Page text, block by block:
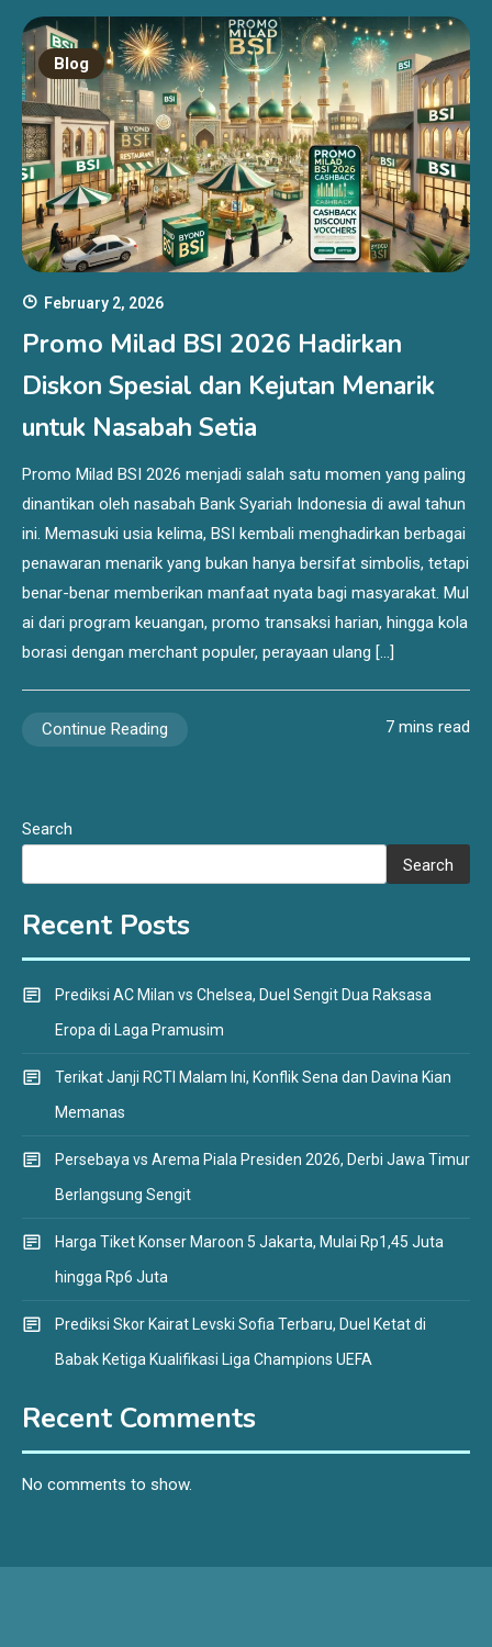
Blog
February 2, 2026
Promo Milad BSI 2026 Hadirkan
Diskon Spesial dan Kejutan Menarik
untuk Nasabah Setia
Promo Milad BSI 2026 menjadi salah satu momen yang paling
dinantikan oleh nasabah Bank Syariah Indonesia di awal tahun
ini. Memasuki usia kelima, BSI kembali menghadirkan berbagai
penawaran menarik yang bukan hanya bersifat simbolis, tetapi
benar-benar memberikan manfaat nyata bagi masyarakat. Mul
ai dari program keuangan, promo transaksi harian, hingga kola
borasi dengan merchant populer, perayaan ulang […]
Continue Reading 7 mins read
Search
Search
Recent Posts
Prediksi AC Milan vs Chelsea, Duel Sengit Dua Raksasa
Eropa di Laga Pramusim
Terikat Janji RCTI Malam Ini, Konflik Sena dan Davina Kian
Memanas
Persebaya vs Arema Piala Presiden 2026, Derbi Jawa Timur
Berlangsung Sengit
Harga Tiket Konser Maroon 5 Jakarta, Mulai Rp1,45 Juta
hingga Rp6 Juta
Prediksi Skor Kairat Levski Sofia Terbaru, Duel Ketat di
Babak Ketiga Kualifikasi Liga Champions UEFA
Recent Comments
No comments to show.